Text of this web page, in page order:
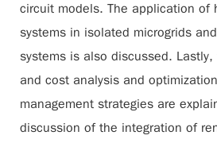
circuit models. The application of
systems in isolated microgrids
systems is also discussed.
and cost analysis and
management strategies are
discussion of the integration of